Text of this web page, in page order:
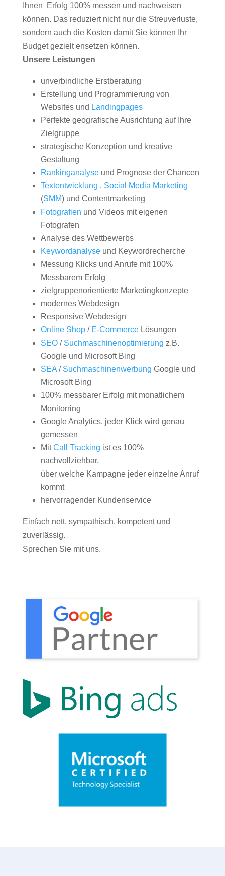
Ihnen Erfolg 100% messen und nachweisen
können. Das reduziert nicht nur die Streuverluste,
sondern auch die Kosten damit Sie können Ihr
Budget gezielt ensetzen können.
Unsere Leistungen
unverbindliche Erstberatung
Erstellung und Programmierung von
Websites und Landingpages
Perfekte geografische Ausrichtung auf Ihre
Zielgruppe
strategische Konzeption und kreative
Gestaltung
Rankinganalyseund Prognose der Chancen
Textentwicklung , Social Media Marketing
(SMM) und Contentmarketing
Fotografien und Videos mit eigenen
Fotografen
Analyse des Wettbewerbs
Keywordanalyseund Keywordrecherche
Messung Klicks und Anrufe mit 100%
Messbarem Erfolg
zielgruppenorientierte Marketingkonzepte
modernes Webdesign
Responsive Webdesign
Online Shop/ E-CommerceLösungen
SEO/ Suchmaschinenoptimierung z.B.
Google und Microsoft Bing
SEA/ Suchmaschinenwerbung Google und
Microsoft Bing
100% messbarer Erfolg mit monatlichem
Monitorring
Google Analytics, jeder Klick wird genau
gemessen
MitCall Tracking ist es 100%
nachvollziehbar,
über welche Kampagne jeder einzelne Anruf
kommt
hervorragender Kundenservice
Einfach nett, sympathisch, kompetent und
zuverlässig.
Sprechen Sie mit uns.